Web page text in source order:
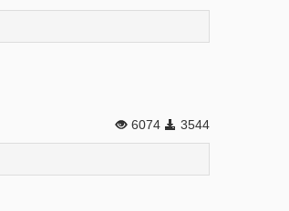
6074 3544